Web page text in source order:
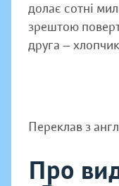
долає сотні
зрештою
друга —
Переклав з
Про